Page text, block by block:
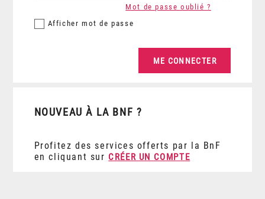
Afficher mot de passe
Mot de passe oublié ?
NOUVEAU À LA BNF ?
Profitez des services offerts par la BnF
en cliquant sur CRÉER UN COMPTE